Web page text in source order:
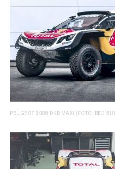
PEUGEOT 3008 DKR MAXI (FOTO: RED